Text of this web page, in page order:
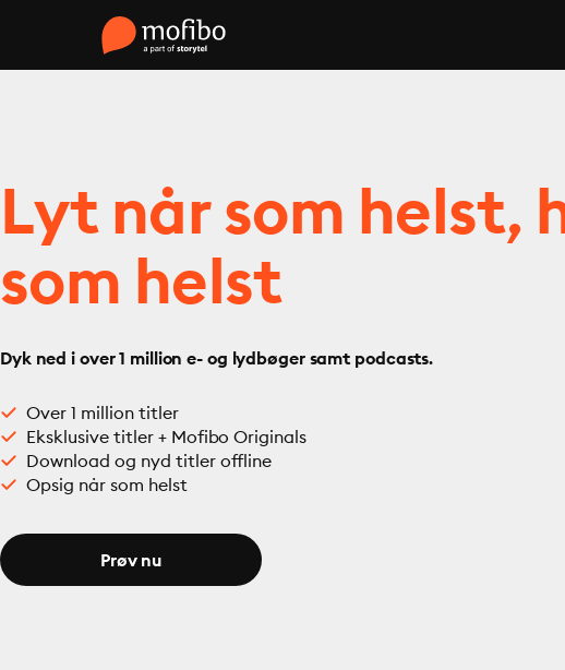
Lyt når som helst,
som helst
Dyk ned i over 1 million e- og lydbøger samt podcasts.
Over 1 million titler
Eksklusive titler + Mofibo Originals
Download og nyd titler offline
Opsig når som helst
Prøv nu